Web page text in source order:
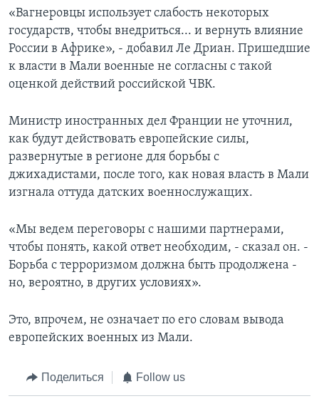
«Вагнеровцы использует слабость некоторых
государств, чтобы внедриться... и вернуть влияние
России в Африке», - добавил Ле Дриан. Пришедшие
к власти в Мали военные не согласны с такой
оценкой действий российской ЧВК.
Министр иностранных дел Франции не уточнил,
как будут действовать европейские силы,
развернутые в регионе для борьбы с
джихадистами, после того, как новая власть в Мали
изгнала оттуда датских военнослужащих.
«Мы ведем переговоры с нашими партнерами,
чтобы понять, какой ответ необходим, - сказал он. -
Борьба с терроризмом должна быть продолжена -
но, вероятно, в других условиях».
Это, впрочем, не означает по его словам вывода
европейских военных из Мали.
Поделиться Follow us